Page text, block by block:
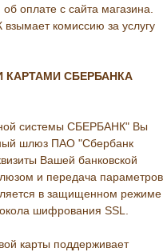
оплате с сайта магазина.
комиссию за услугу
КАРТАМИ СБЕРБАНКА
системы СБЕРБАНК" Вы
шлюз ПАО "Сбербанк
Вашей банковской
и передача параметров
в защищенном режиме
шифрования SSL.
карты поддерживает